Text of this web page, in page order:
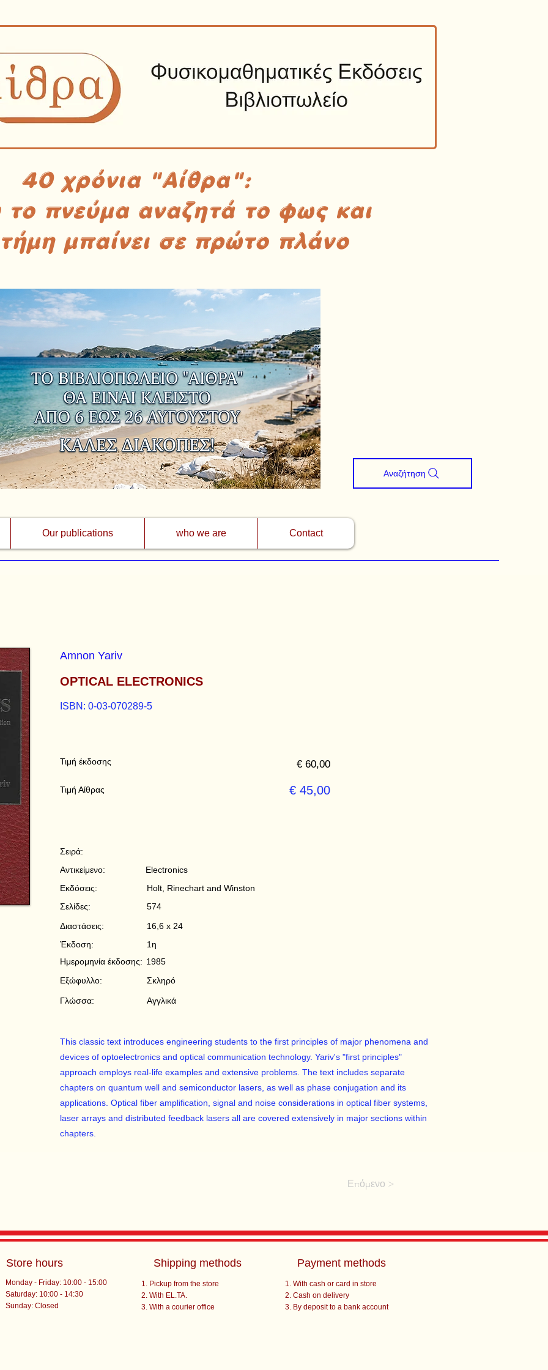
40 χρόνια "Αίθρα":
το πνεύμα αναζητά το φως και
μπαίνει σε πρώτο πλάνο
Our publications who we are Contact
Αναζήτηση
Amnon Yariv
OPTICAL ELECTRONICS
ISBN: 0-03-070289-5
Τιμή έκδοσης
Τιμή Αίθρας
€ 60,00
€ 45,00
Electronics
Holt, Rinechart and Winston
574
16,6 x 24
1η
1985
Σκληρό
Αγγλικά
Σειρά:
Αντικείμενο:
Εκδόσεις:
Σελίδες:
Διαστάσεις:
Έκδοση:
Ημερομηνία έκδοσης:
Εξώφυλλο:
Γλώσσα:
This classic text introduces engineering students to the first principles of major phenomena and
devices of optoelectronics and optical communication technology. Yariv's "first principles"
approach employs real-life examples and extensive problems. The text includes separate
chapters on quantum well and semiconductor lasers, as well as phase conjugation and its
applications. Optical fiber amplification, signal and noise considerations in optical fiber systems,
laser arrays and distributed feedback lasers all are covered extensively in major sections within
chapters.
Επόμενο >
Store hours
Monday - Friday: 10:00 - 15:00
Saturday: 10:00 - 14:30
​Sunday: Closed
Shipping methods
Pickup from the store
With EL.TA.
With a courier office
Payment methods
With cash or card in store
Cash on delivery
By deposit to a bank account